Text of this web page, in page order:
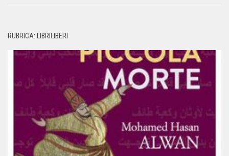
RUBRICA: LIBRILIBERI